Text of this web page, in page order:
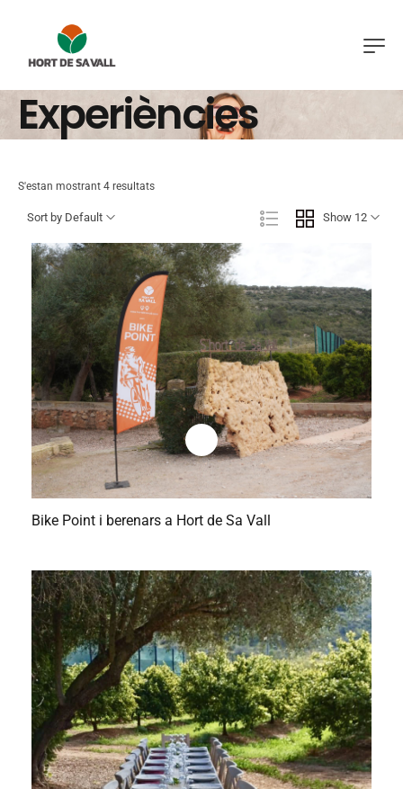
Experiències
S'estan mostrant 4 resultats
Show 12
Sort by Default
Bike Point i berenars a Hort de Sa Vall